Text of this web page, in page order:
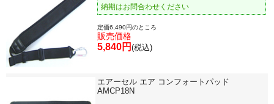
納期はお問合わせください
定価6,490円のところ
販売価格
5,840円 (税込)
エアーセル エア コンフォートパッド
AMCP18N
ストラップ
ミュート
楽器ケース＆ケースカバー